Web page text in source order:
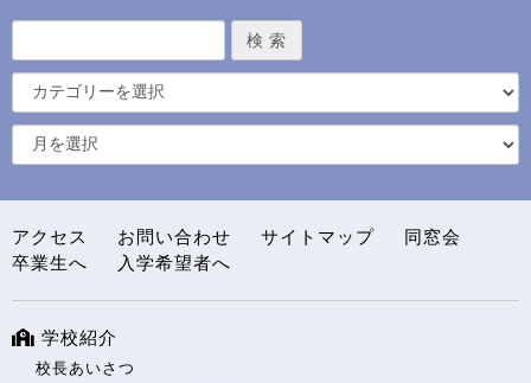
アクセス お問い合わせ サイトマップ
同窓会
卒業生へ
入学希望者へ
学校紹介
校長あいさつ